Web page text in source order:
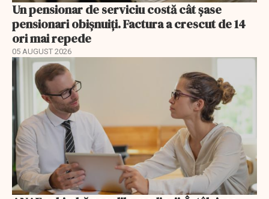
Un pensionar de serviciu costă cât șase
pensionari obișnuiți. Factura a crescut de 14
ori mai repede
05 AUGUST 2026